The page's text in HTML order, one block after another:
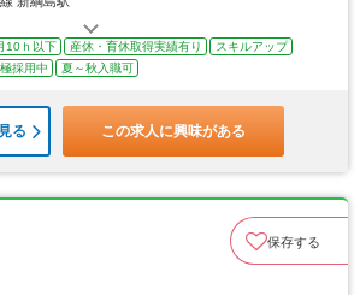
10ｈ以下 産休・育休取得実績有り
スキルアップ
採用中 夏～秋入職可
る この求人に興味がある
保存する